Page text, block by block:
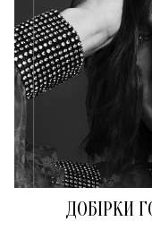
ДОБІРКИ